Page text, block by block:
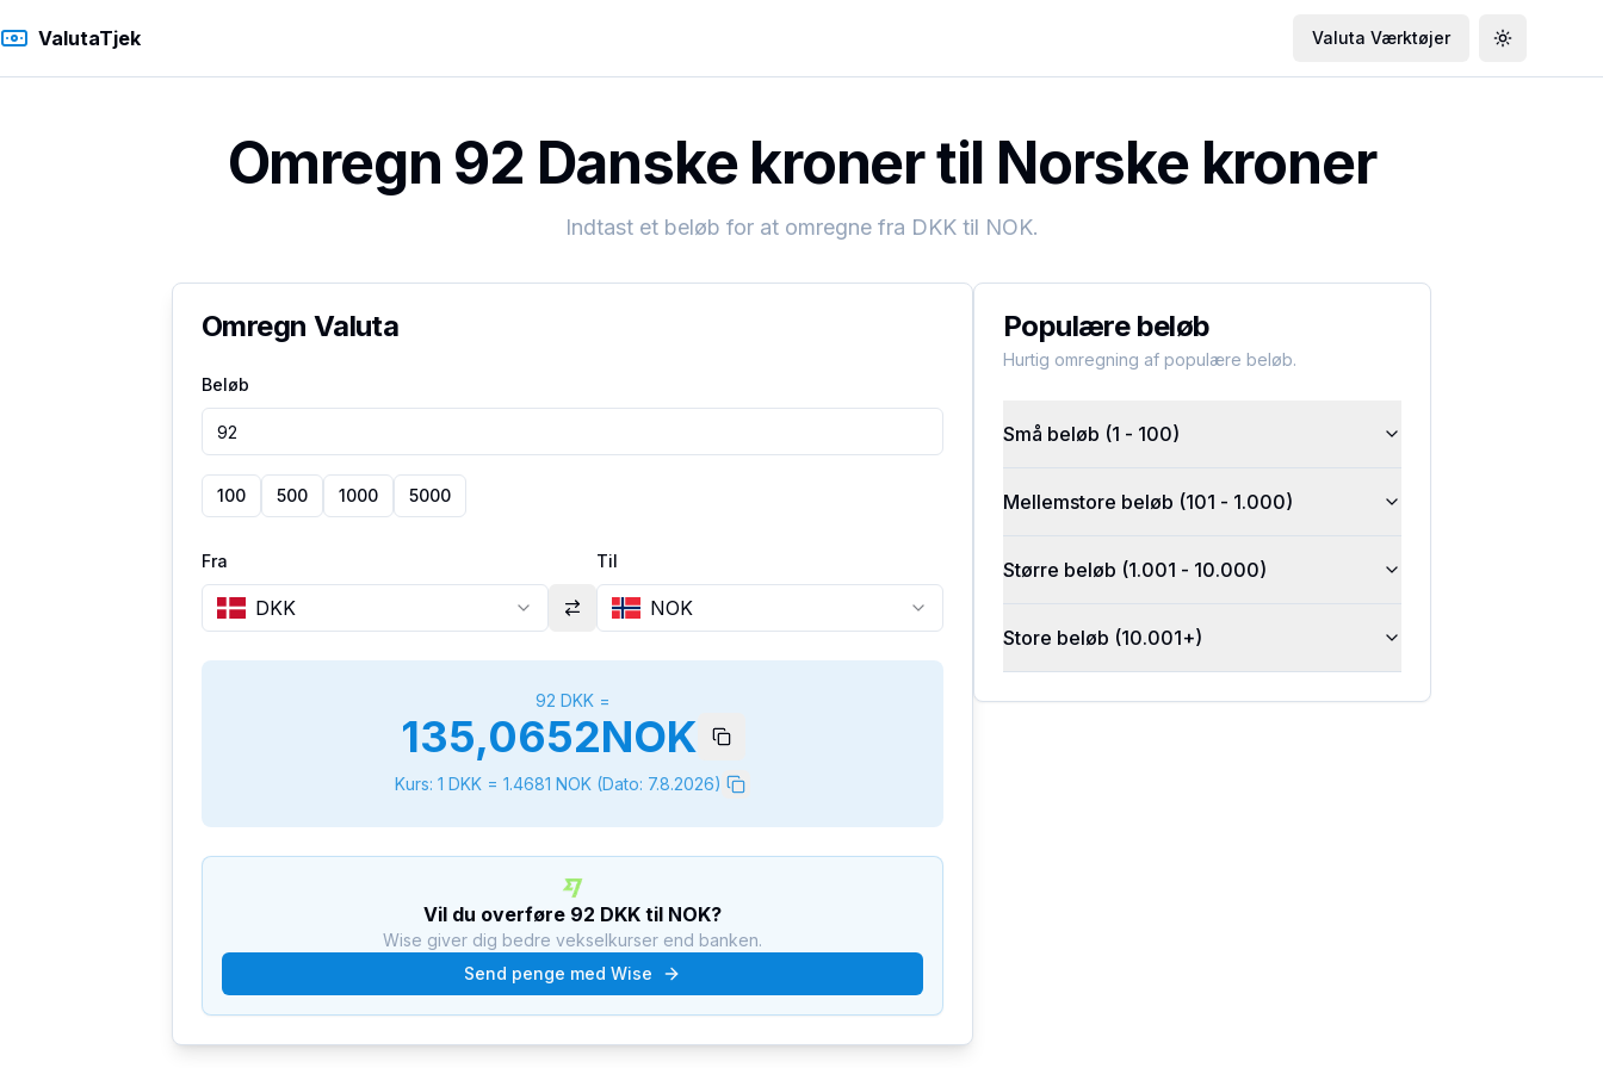
ValutaTjek Valuta Værktøjer Toggle
Omregn 92 Danske kroner til Norske kroner
Indtast et beløb for at omregne fra DKKtil NOK.
Omregn Valuta
Beløb
100 500 1000 5000
Fra
DKK
Til
NOK
92 DKK=
135,0652NOK
Kurs: 1 DKK = 1.4681 NOK (Dato: 7.8.2026)
Vil du overføre 92 DKK til NOK?
Wise giver dig bedre vekselkurser end banken.
Send penge med Wise
Populære beløb
Hurtig omregning af populære beløb.
Små beløb (1 - 100)
Mellemstore beløb (101 - 1.000)
Større beløb (1.001 - 10.000)
Store beløb (10.001+)